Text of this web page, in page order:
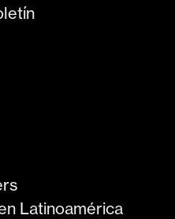
Latinoamérica